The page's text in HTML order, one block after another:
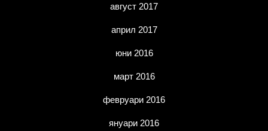
август 2017
април 2017
юни 2016
март 2016
февруари 2016
януари 2016